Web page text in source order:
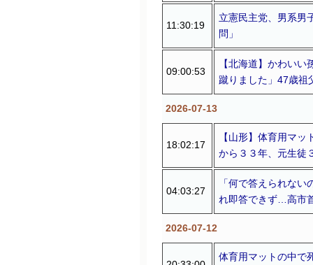
11:30:19
立憲民主党、男系男
問」
09:00:53
【北海道】かわい
蹴りました」47歳祖
2026-07-13
18:02:17
【山形】体育用マ
から３３年、元生徒
04:03:27
「何で答えられな
れ即答できず…高市
2026-07-12
体育用マットの中で